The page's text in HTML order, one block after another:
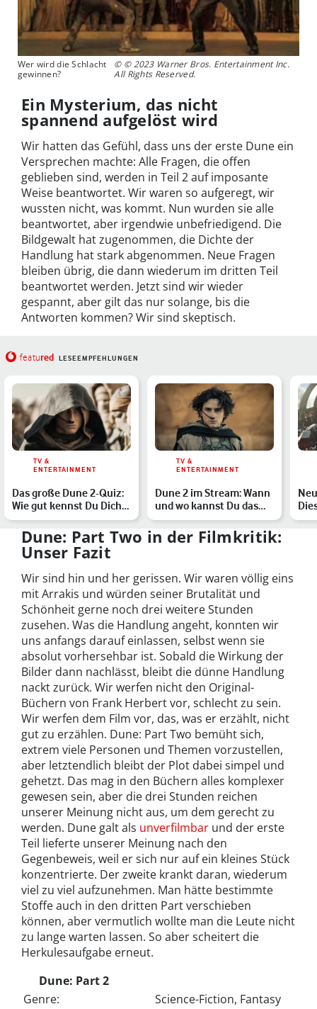
Wer wird die Schlacht
gewinnen?
© © 2023 Warner Bros. Entertainment Inc.
All Rights Reserved.
Ein Mysterium, das nicht
spannend aufgelöst wird
Wir hatten das Gefühl, dass uns der erste Dune ein
Versprechen machte: Alle Fragen, die offen
geblieben sind, werden in Teil 2 auf imposante
Weise beantwortet. Wir waren so aufgeregt, wir
wussten nicht, was kommt. Nun wurden sie alle
beantwortet, aber irgendwie unbefriedigend. Die
Bildgewalt hat zugenommen, die Dichte der
Handlung hat stark abgenommen. Neue Fragen
bleiben übrig, die dann wiederum im dritten Teil
beantwortet werden. Jetzt sind wir wieder
gespannt, aber gilt das nur solange, bis die
Antworten kommen? Wir sind skeptisch.
featured LESEEMPFEHLUNGEN
TV &
ENTERTAINMENT
Das große Dune 2-Quiz:
Wie gut kennst Du Dich
aus?
TV &
ENTERTAINMENT
Dune 2 im Stream: Wann
und wo kannst Du das
Sci-Fi-Epos sehen?
Dune: Part Two in der Filmkritik:
Unser Fazit
Wir sind hin und her gerissen. Wir waren völlig eins
mit Arrakis und würden seiner Brutalität und
Schönheit gerne noch drei weitere Stunden
zusehen. Was die Handlung angeht, konnten wir
uns anfangs darauf einlassen, selbst wenn sie
absolut vorhersehbar ist. Sobald die Wirkung der
Bilder dann nachlässt, bleibt die dünne Handlung
nackt zurück. Wir werfen nicht den Original-
Büchern von Frank Herbert vor, schlecht zu sein.
Wir werfen dem Film vor, das, was er erzählt, nicht
gut zu erzählen. Dune: Part Two bemüht sich,
extrem viele Personen und Themen vorzustellen,
aber letztendlich bleibt der Plot dabei simpel und
gehetzt. Das mag in den Büchern alles komplexer
gewesen sein, aber die drei Stunden reichen
unserer Meinung nicht aus, um dem gerecht zu
werden. Dune galt als unverfilmbar und der erste
Teil lieferte unserer Meinung nach den
Gegenbeweis, weil er sich nur auf ein kleines Stück
konzentrierte. Der zweite krankt daran, wiederum
viel zu viel aufzunehmen. Man hätte bestimmte
Stoffe auch in den dritten Part verschieben
können, aber vermutlich wollte man die Leute nicht
zu lange warten lassen. So aber scheitert die
Herkulesaufgabe erneut.
Dune: Part 2
Genre:
Science-Fiction, Fantasy